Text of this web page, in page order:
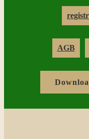
Warenkorb
AGB